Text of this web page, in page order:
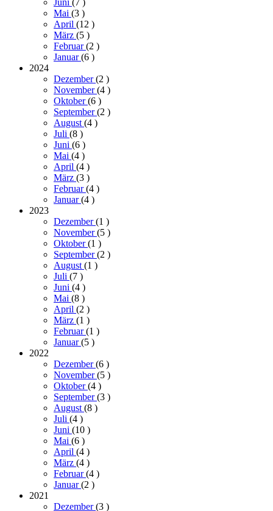
Mai (3 )
April (12 )
März (5 )
Februar(2 )
Januar(6 )
2024
Dezember(2 )
November(4 )
Oktober(6 )
September(2 )
August (4 )
Juli (8 )
Juni (6 )
Mai (4 )
April (4 )
März (3 )
Februar(4 )
Januar(4 )
2023
Dezember(1 )
November(5 )
Oktober(1 )
September(2 )
August (1 )
Juli (7 )
Juni (4 )
Mai (8 )
April (2 )
März (1 )
Februar(1 )
Januar(5 )
2022
Dezember(6 )
November(5 )
Oktober(4 )
September(3 )
August (8 )
Juli (4 )
Juni (10 )
Mai (6 )
April (4 )
März (4 )
Februar(4 )
Januar(2 )
2021
Dezember(3 )